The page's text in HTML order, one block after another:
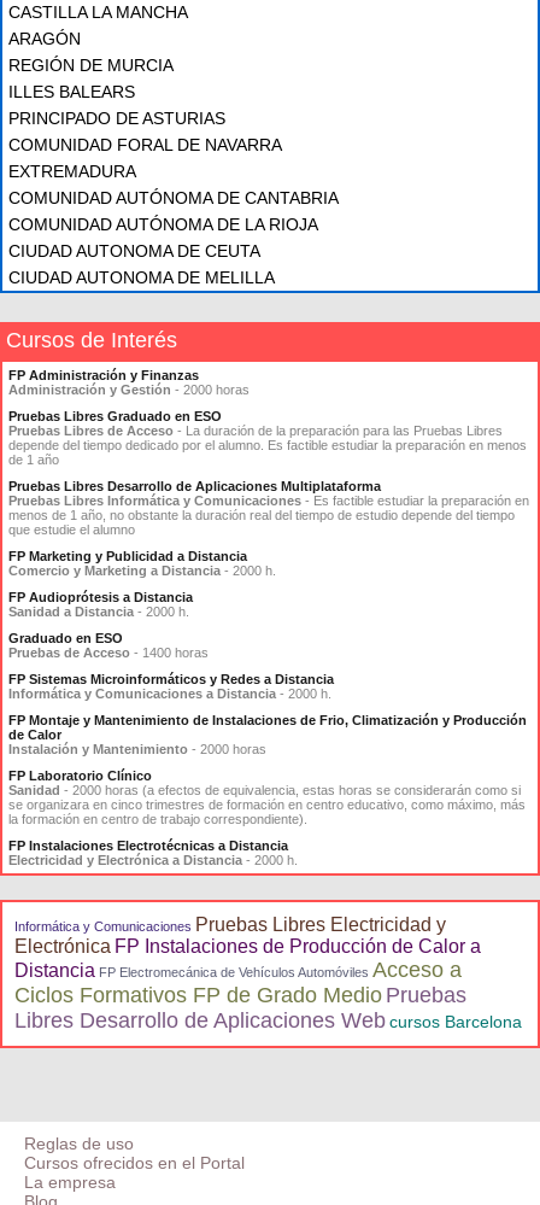
CASTILLA LA MANCHA
ARAGÓN
REGIÓN DE MURCIA
ILLES BALEARS
PRINCIPADO DE ASTURIAS
COMUNIDAD FORAL DE NAVARRA
EXTREMADURA
COMUNIDAD AUTÓNOMA DE CANTABRIA
COMUNIDAD AUTÓNOMA DE LA RIOJA
CIUDAD AUTONOMA DE CEUTA
CIUDAD AUTONOMA DE MELILLA
Cursos de Interés
FP Administración y Finanzas
Administración y Gestión - 2000 horas
Pruebas Libres Graduado en ESO
Pruebas Libres de Acceso - La duración de la preparación para las Pruebas Libres
depende del tiempo dedicado por el alumno. Es factible estudiar la preparación en menos
de 1 año
Pruebas Libres Desarrollo de Aplicaciones Multiplataforma
Pruebas Libres Informática y Comunicaciones - Es factible estudiar la preparación en
menos de 1 año, no obstante la duración real del tiempo de estudio depende del tiempo
que estudie el alumno
FP Marketing y Publicidad a Distancia
Comercio y Marketing a Distancia - 2000 h.
FP Audioprótesis a Distancia
Sanidad a Distancia - 2000 h.
Graduado en ESO
Pruebas de Acceso - 1400 horas
FP Sistemas Microinformáticos y Redes a Distancia
Informática y Comunicaciones a Distancia - 2000 h.
FP Montaje y Mantenimiento de Instalaciones de Frio, Climatización y Producción
de Calor
Instalación y Mantenimiento - 2000 horas
FP Laboratorio Clínico
Sanidad - 2000 horas (a efectos de equivalencia, estas horas se considerarán como si
se organizara en cinco trimestres de formación en centro educativo, como máximo, más
la formación en centro de trabajo correspondiente).
FP Instalaciones Electrotécnicas a Distancia
Electricidad y Electrónica a Distancia - 2000 h.
Informática y Comunicaciones Pruebas Libres Electricidad y
Electrónica FP Instalaciones de Producción de Calor a
Distancia FP Electromecánica de Vehículos Automóviles Acceso a
Ciclos Formativos FP de Grado Medio Pruebas
Libres Desarrollo de Aplicaciones Webcursos Barcelona
Reglas de uso
Cursos ofrecidos en el Portal
La empresa
Blog